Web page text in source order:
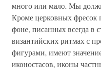
много или мало. Мы
Кроме церковных фресок
фоне, писанных всегда в
византийских ритмах с
фигурами, имеют
иконостасов, иконы